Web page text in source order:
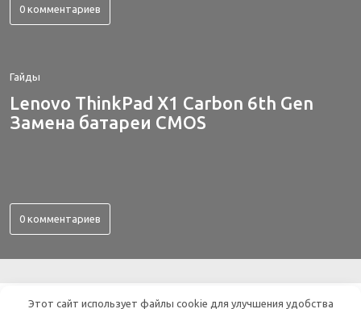
0 комментариев
Гайды
Lenovo ThinkPad X1 Carbon 6th Gen
Замена батареи CMOS
0 комментариев
Этот сайт использует файлы cookie для улучшения удобства